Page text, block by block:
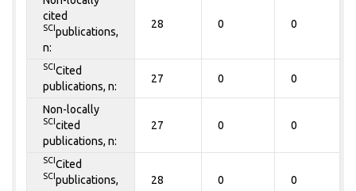
cited
SCI publications,
n:
28 0 0
SCI Cited
publications, n:
27 0 0
Non-locally
SCI cited
publications, n:
27 0 0
SCI Cited
SCI publications,
28 0 0